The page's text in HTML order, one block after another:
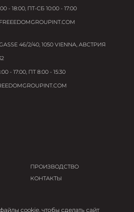
cookie, чтобы сделать сайт
- 18:00, ПТ-СБ 10:00 - 17:00
46/2/40, 1050 VIENNA, АВСТРИЯ
- 17:00, ПТ 8:00 - 15:30
ПРОИЗВОДСТВО
КОНТАКТЫ